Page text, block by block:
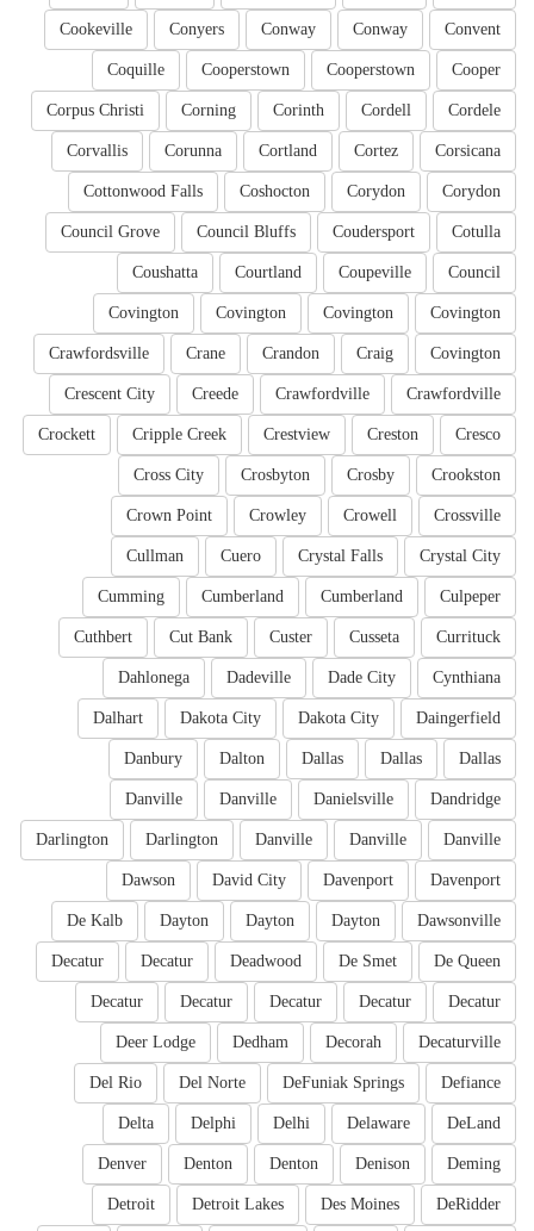
Convent
Conway
Conway
Conyers
Cookeville
Cooper
Cooperstown
Cooperstown
Coquille
Cordele
Cordell
Corinth
Corning
Corpus Christi
Corsicana
Cortez
Cortland
Corunna
Corvallis
Corydon
Corydon
Coshocton
Cottonwood Falls
Cotulla
Coudersport
Council Bluffs
Council Grove
Council
Coupeville
Courtland
Coushatta
Covington
Covington
Covington
Covington
Covington
Craig
Crandon
Crane
Crawfordsville
Crawfordville
Crawfordville
Creede
Crescent City
Cresco
Creston
Crestview
Cripple Creek
Crockett
Crookston
Crosby
Crosbyton
Cross City
Crossville
Crowell
Crowley
Crown Point
Crystal City
Crystal Falls
Cuero
Cullman
Culpeper
Cumberland
Cumberland
Cumming
Currituck
Cusseta
Custer
Cut Bank
Cuthbert
Cynthiana
Dade City
Dadeville
Dahlonega
Daingerfield
Dakota City
Dakota City
Dalhart
Dallas
Dallas
Dallas
Dalton
Danbury
Dandridge
Danielsville
Danville
Danville
Danville
Danville
Danville
Darlington
Darlington
Davenport
Davenport
David City
Dawson
Dawsonville
Dayton
Dayton
Dayton
De Kalb
De Queen
De Smet
Deadwood
Decatur
Decatur
Decatur
Decatur
Decatur
Decatur
Decatur
Decaturville
Decorah
Dedham
Deer Lodge
Defiance
DeFuniak Springs
Del Norte
Del Rio
DeLand
Delaware
Delhi
Delphi
Delta
Deming
Denison
Denton
Denton
Denver
DeRidder
Des Moines
Detroit Lakes
Detroit